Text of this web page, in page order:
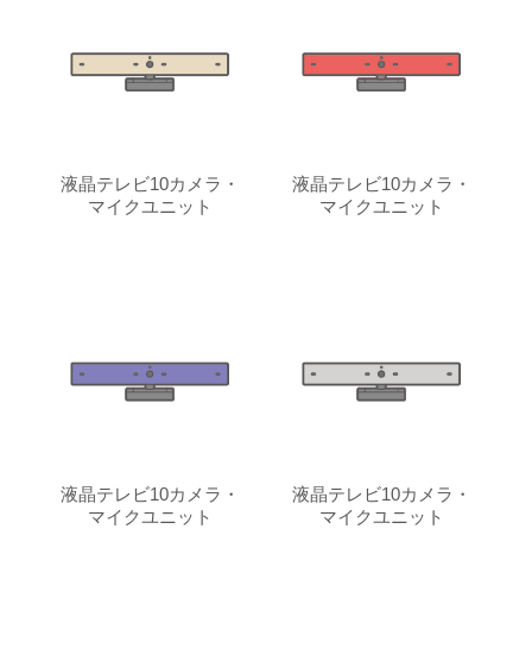
液晶テレビ10カメラ・
マイクユニット
液晶テレビ10カメラ・
マイクユニット
液晶テレビ10カメラ・
マイクユニット
液晶テレビ10カメラ・
マイクユニット